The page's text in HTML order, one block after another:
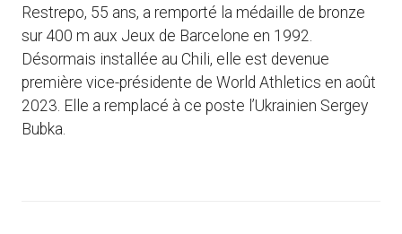
Restrepo, 55 ans, a remporté la médaille de bronze
sur 400 m aux Jeux de Barcelone en 1992.
Désormais installée au Chili, elle est devenue
première vice-présidente de World Athletics en août
2023. Elle a remplacé à ce poste l’Ukrainien Sergey
Bubka.